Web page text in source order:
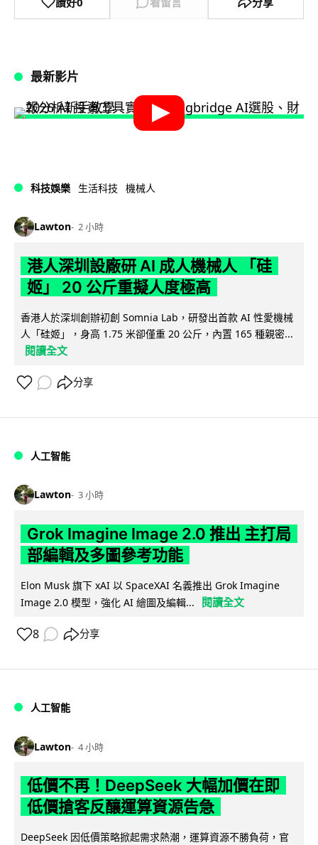
最新影片
科技娛樂 生活科技 機械人
Lawton 2 小時
港人深圳設廠研 AI 成人機械人 「硅
姬」 20 公斤重擬人度極高
香港人於深圳創辦初創 Somnia Lab，研發出首款 AI 性愛機械
人「硅姬」，身高 1.75 米卻僅重 20 公斤，內置 165 種親密...
閱讀全文
分享
人工智能
Lawton 3 小時
Grok Imagine Image 2.0 推出 主打局
部編輯及多圖參考功能
Elon Musk 旗下 xAI 以 SpaceXAI 名義推出 Grok Imagine
Image 2.0 模型，強化 AI 繪圖及編輯...
閱讀全文
8 分享
人工智能
Lawton 4 小時
低價不再！DeepSeek 大幅加價在即
低價搶客反釀運算資源告急
DeepSeek 因低價策略掀起需求熱潮，運算資源不勝負荷，官